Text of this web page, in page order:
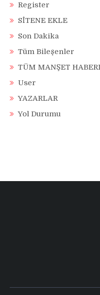
Register
SİTENE EKLE
Son Dakika
Tüm Bileşenler
TÜM MANŞET
User
YAZARLAR
Yol Durumu